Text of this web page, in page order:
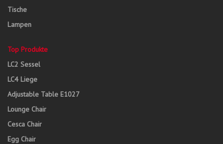
Tische
Lampen
Top Produkte
LC2 Sessel
LC4 Liege
Adjustable Table E1027
Lounge Chair
Cesca Chair
Egg Chair